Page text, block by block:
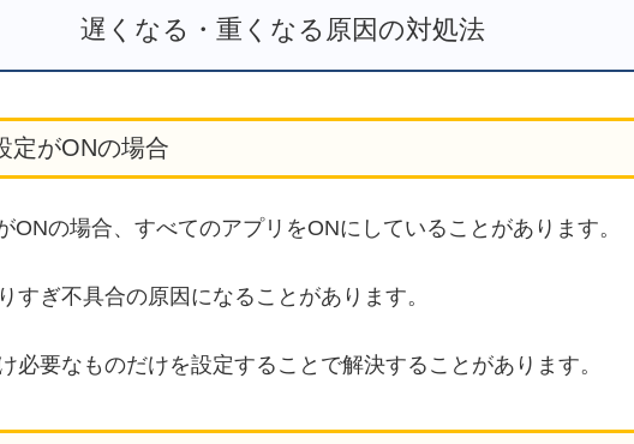
遅くなる・重くなる原因の対処法
定がONの場合
ONの場合、すべてのアプリをONにしていることがあります。
すぎ不具合の原因になることがあります。
必要なものだけを設定することで解決することがあります。